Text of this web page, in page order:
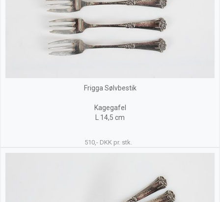
Frigga Sølvbestik
Kagegafel
L 14,5 cm
510,- DKK pr. stk.